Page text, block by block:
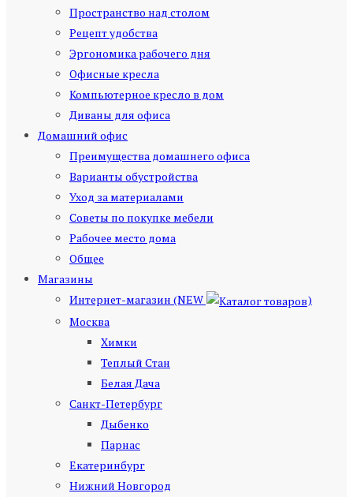
Пространство над столом
Рецепт удобства
Эргономика рабочего дня
Офисные кресла
Компьютерное кресло в дом
Диваны для офиса
Домашний офис
Преимущества домашнего офиса
Варианты обустройства
Уход за материалами
Советы по покупке мебели
Рабочее место дома
Общее
Магазины
Интернет-магазин (NEW
)
Москва
Химки
Теплый Стан
Белая Дача
Санкт-Петербург
Дыбенко
Парнас
Екатеринбург
Нижний Новгород